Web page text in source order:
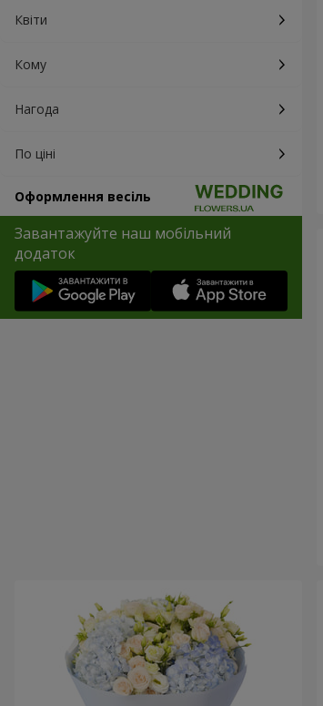
Квіти
Кому
Нагода
По ціні
Оформлення весіль
Завантажуйте наш мобільний
додаток